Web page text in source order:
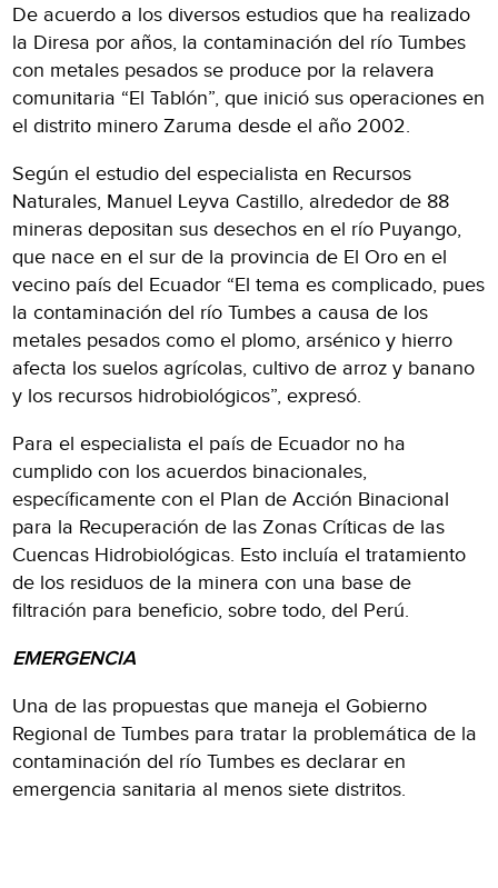
De acuerdo a los diversos estudios que ha realizado
la Diresa por años, la contaminación del río Tumbes
con metales pesados se produce por la relavera
comunitaria “El Tablón”, que inició sus operaciones en
el distrito minero Zaruma desde el año 2002.
Según el estudio del especialista en Recursos
Naturales, Manuel Leyva Castillo, alrededor de 88
mineras depositan sus desechos en el río Puyango,
que nace en el sur de la provincia de El Oro en el
vecino país del Ecuador “El tema es complicado, pues
la contaminación del río Tumbes a causa de los
metales pesados como el plomo, arsénico y hierro
afecta los suelos agrícolas, cultivo de arroz y banano
y los recursos hidrobiológicos”, expresó.
Para el especialista el país de Ecuador no ha
cumplido con los acuerdos binacionales,
específicamente con el Plan de Acción Binacional
para la Recuperación de las Zonas Críticas de las
Cuencas Hidrobiológicas. Esto incluía el tratamiento
de los residuos de la minera con una base de
filtración para beneficio, sobre todo, del Perú.
EMERGENCIA
Una de las propuestas que maneja el Gobierno
Regional de Tumbes para tratar la problemática de la
contaminación del río Tumbes es declarar en
emergencia sanitaria al menos siete distritos.